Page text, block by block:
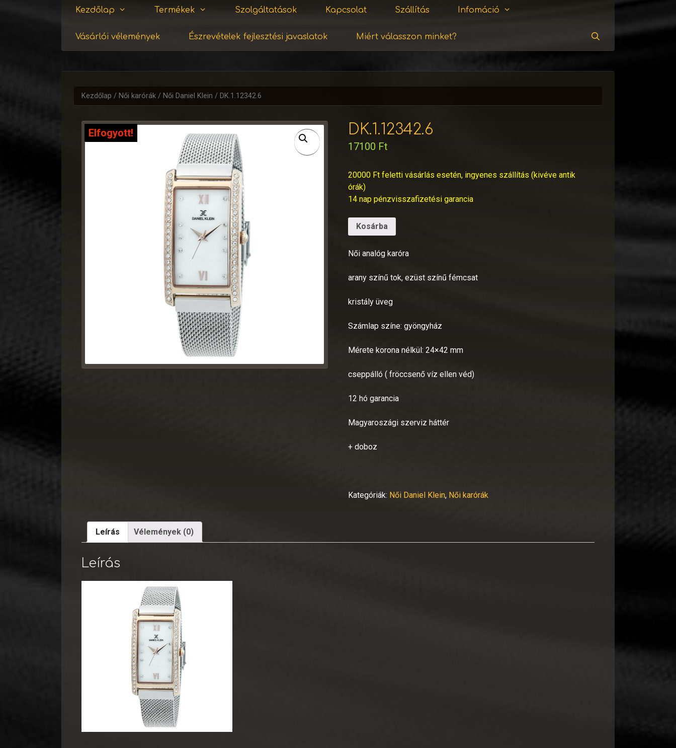
Kezdőlap Termékek Szolgáltatások Kapcsolat Szállítás Infomáció
Vásárlói vélemények Észrevételek fejlesztési javaslatok Miért válasszon minket? Keresés
Kezdőlap / Női karórák / Női Daniel Klein / DK.1.12342.6
Elfogyott! DK.1.12342.6
17100 Ft
20000 Ft feletti vásárlás esetén, ingyenes szállítás (kivéve antik
órák)
14 nap pénzvisszafizetési garancia
Kosárba
Női analóg karóra
arany színű tok, ezüst színű fémcsat
kristály üveg
Számlap színe: gyöngyház
Mérete korona nélkül: 24×42 mm
cseppálló ( fröccsenő víz ellen véd)
12 hó garancia
Magyaroszági szerviz háttér
+ doboz
Kategóriák: Női Daniel Klein, Női karórák
Leírás Vélemények (0)
Leírás